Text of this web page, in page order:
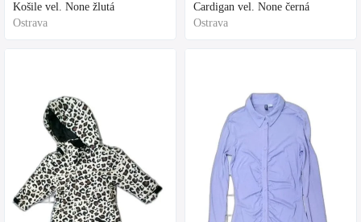
Košile vel. None žlutá
Ostrava
Cardigan vel. None černá
Ostrava